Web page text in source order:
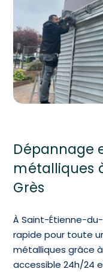
Dépannage
métalliques
Grès
À Saint-Étienne-
rapide pour toute
métalliques grâce
accessible 24h/24